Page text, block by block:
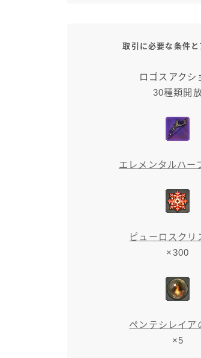
取引に必要な条件と
ロゴスアクシ
30種類開
エレメンタルハー
ピューロスクリ
×300
ペンテシレイア
×5